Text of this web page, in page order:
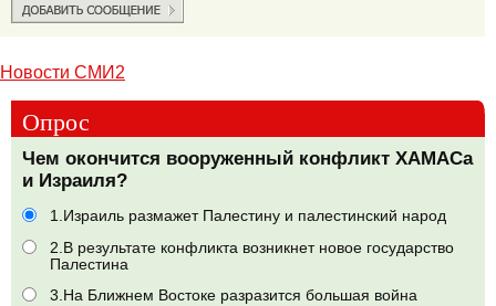
Новости СМИ2
Опрос
Чем окончится вооруженный конфликт ХАМАСа
и Израиля?
1.Израиль размажет Палестину и палестинский народ
2.В результате конфликта возникнет новое государство
Палестина
3.На Ближнем Востоке разразится большая война